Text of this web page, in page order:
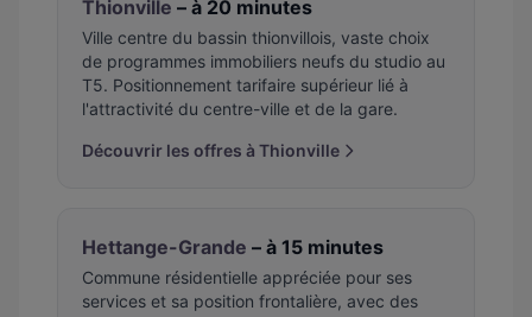
Thionville – à 20 minutes
Ville centre du bassin thionvillois, vaste choix
de programmes immobiliers neufs du studio au
T5. Positionnement tarifaire supérieur lié à
l'attractivité du centre-ville et de la gare.
Découvrir les offres à Thionville
Hettange-Grande – à 15 minutes
Commune résidentielle appréciée pour ses
services et sa position frontalière, avec des